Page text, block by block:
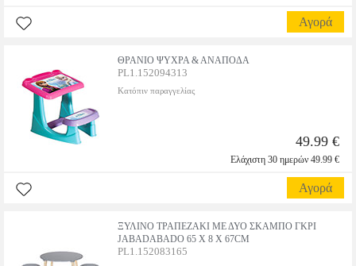
Αγορά
ΘΡΑΝΙΟ ΨΥΧΡΑ & ΑΝΑΠΟΔΑ
PL1.152094313
Κατόπιν παραγγελίας
49.99 €
Ελάχιστη 30 ημερών 49.99 €
Αγορά
ΞΥΛΙΝΟ ΤΡΑΠΕΖΑΚΙ ΜΕ ΔΥΟ ΣΚΑΜΠΟ ΓΚΡΙ
JABADABADO 65 X 8 X 67CM
PL1.152083165